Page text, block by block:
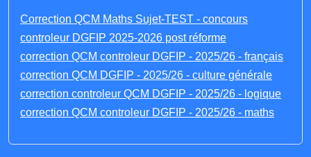
Correction QCM Maths Sujet-TEST - concours
controleur DGFIP 2025-2026 post réforme
correction QCM controleur DGFIP - 2025/26 - français
correction QCM DGFIP - 2025/26 - culture générale
correction controleur QCM DGFIP - 2025/26 - logique
correction QCM controleur DGFIP - 2025/26 - maths